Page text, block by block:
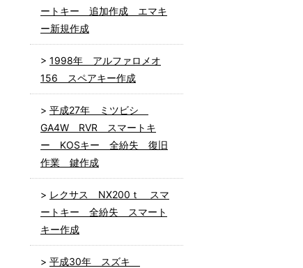
ートキー 追加作成 エマキ
ー新規作成
1998年 アルファロメオ
156 スペアキー作成
平成27年 ミツビシ
GA4W RVR スマートキ
ー KOSキー 全紛失 復旧
作業 鍵作成
レクサス NX200ｔ スマ
ートキー 全紛失 スマート
キー作成
平成30年 スズキ